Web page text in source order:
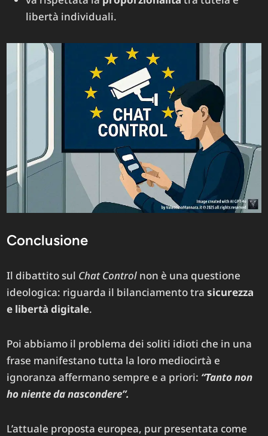
libertà individuali.
Conclusione
Il dibattito sul Chat Control non è una questione
ideologica: riguarda il bilanciamento trasicurezza
e libertà digitale.
Poi abbiamo il problema dei soliti idioti che in una
frase manifestano tutta la loro mediocirtà e
ignoranza affermano sempre e a priori: “Tanto non
ho niente da nascondere”.
L’attuale proposta europea, pur presentata come